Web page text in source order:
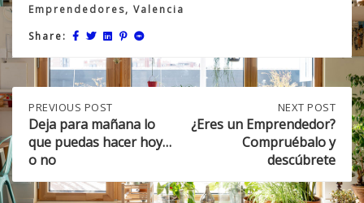
Emprendedores, Valencia
Share:
Post
navigation
PREVIOUS
POST:
DEJA
PARA
MAÑANA
LO
QUE
PREVIOUS POST
Deja para mañana lo
que puedas hacer hoy…
o no
POST:
¿ERES
EMPRENDEDOR?
COMPRUÉBALO
Y
NEXT POST
¿Eres un Emprendedor?
Compruébalo y
descúbrete